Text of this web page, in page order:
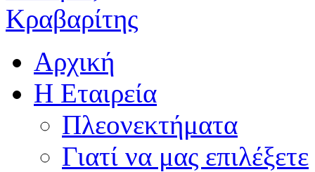
Αρχική
Η Εταιρεία
Πλεονεκτήματα
Γιατί να μας επιλέξετε